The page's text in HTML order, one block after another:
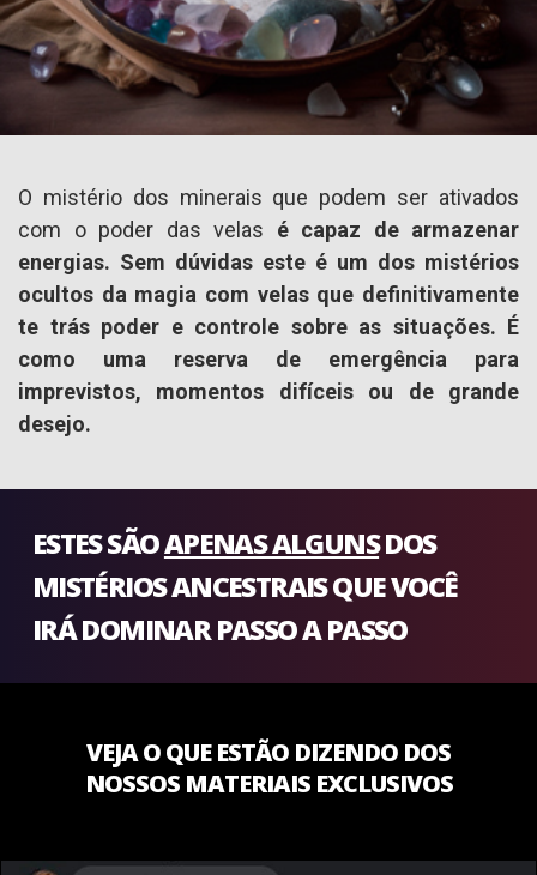
O mistério dos minerais que podem ser ativados
com o poder das velas é capaz de armazenar
energias. Sem dúvidas este é um dos mistérios
ocultos da magia com velas que definitivamente
te trás poder e controle sobre as situações. É
como uma reserva de emergência para
imprevistos, momentos difíceis ou de grande
desejo.
ESTES SÃOAPENAS ALGUNSDOS
MISTÉRIOS ANCESTRAIS QUE VOCÊ
IRÁ DOMINAR PASSO A PASSO
VEJA O QUE ESTÃO DIZENDO DOS
NOSSOS MATERIAIS EXCLUSIVOS